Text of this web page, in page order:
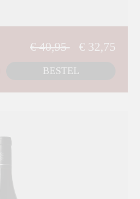
€ 40,95 € 32,75
BESTEL